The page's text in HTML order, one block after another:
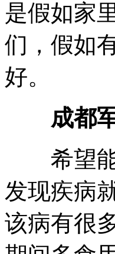
是假如家
们，假如
好。
成都
希望能
发现疾病
该病有很